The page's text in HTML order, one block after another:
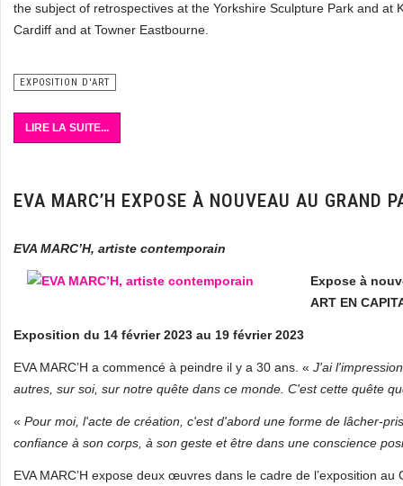
the subject of retrospectives at the Yorkshire Sculpture Park and
Cardiff and at Towner Eastbourne.
EXPOSITION D'ART
LIRE LA SUITE...
EVA MARC’H EXPOSE À NOUVEAU AU GRAND
EVA MARC’H, artiste contemporain
Expose à
ART EN
Exposition du 14 février 2023 au 19 février 2023
EVA MARC’H a commencé à peindre il y a 30 ans. « J'ai
autres, sur soi, sur notre quête dans ce monde. C'est cette quête
« Pour moi, l'acte de création, c'est d'abord une forme de lâcher-
confiance à son corps, à son geste et être dans une conscience
EVA MARC’H expose deux œuvres dans le cadre de l’exposition